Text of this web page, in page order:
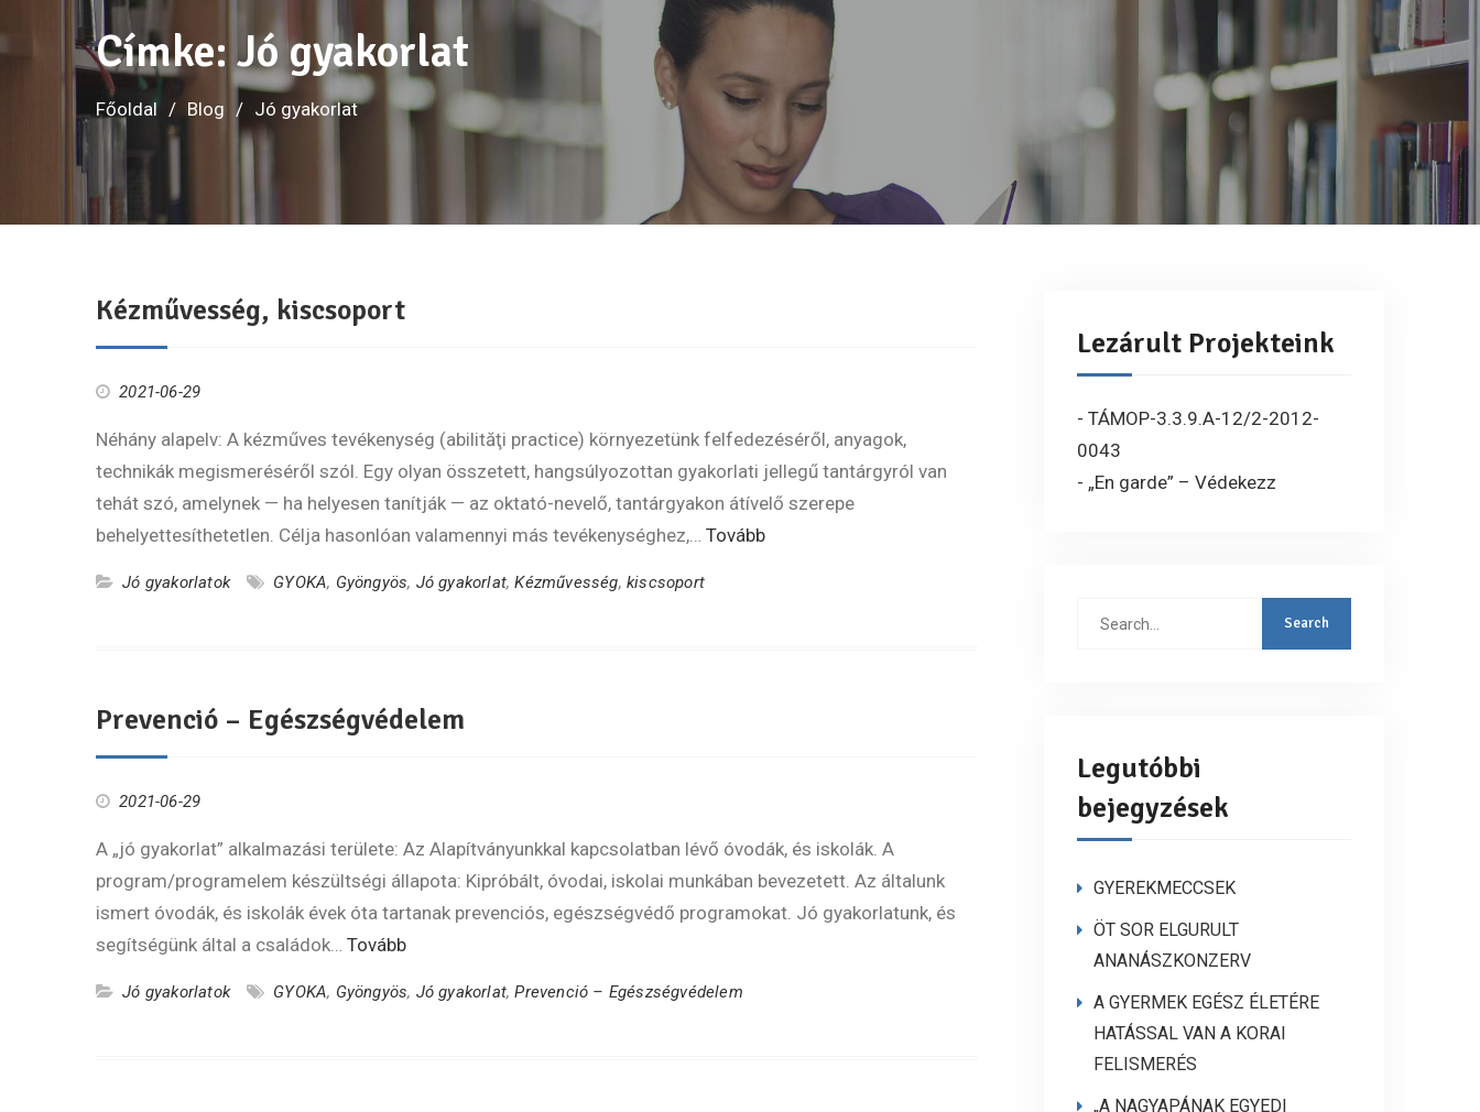
Címke: Jó gyakorlat
Főoldal Blog Jó gyakorlat
Kézművesség, kiscsoport
2021-06-29
Néhány alapelv: A kézműves tevékenység (abilităţi practice) környezetünk felfedezéséről, anyagok,
technikák megismeréséről szól. Egy olyan összetett, hangsúlyozottan gyakorlati jellegű tantárgyról van
tehát szó, amelynek — ha helyesen tanítják — az oktató-nevelő, tantárgyakon átívelő szerepe
behelyettesíthetetlen. Célja hasonlóan valamennyi más tevékenységhez,… Tovább
Jó gyakorlatok GYOKA, Gyöngyös, Jó gyakorlat,Kézművesség,kiscsoport
Prevenció – Egészségvédelem
2021-06-29
A „jó gyakorlat” alkalmazási területe: Az Alapítványunkkal kapcsolatban lévő óvodák, és iskolák. A
program/programelem készültségi állapota: Kipróbált, óvodai, iskolai munkában bevezetett. Az általunk
ismert óvodák, és iskolák évek óta tartanak prevenciós, egészségvédő programokat. Jó gyakorlatunk, és
segítségünk által a családok… Tovább
Jó gyakorlatok GYOKA, Gyöngyös, Jó gyakorlat,Prevenció – Egészségvédelem
Lezárult Projekteink
- TÁMOP-3.3.9.A-12/2-2012-
0043
- „En garde” – Védekezz
Search
Legutóbbi
bejegyzések
GYEREKMECCSEK
ÖT SOR ELGURULT
ANANÁSZKONZERV
A GYERMEK EGÉSZ ÉLETÉRE
HATÁSSAL VAN A KORAI
FELISMERÉS
„A NAGYAPÁNAK EGYEDI